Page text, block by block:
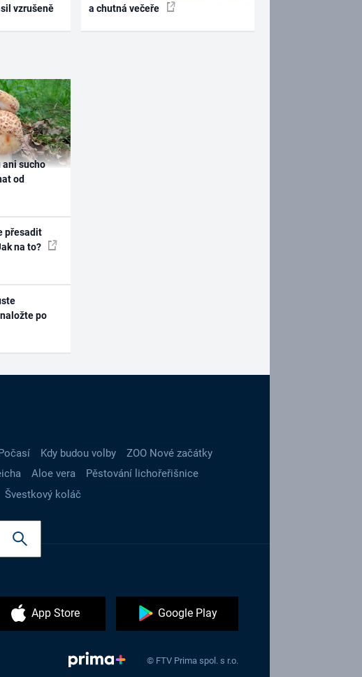
vzrušeně
a chutná večeře
ani sucho
od
přesadit
na to?
po
Kdy budou volby
ZOO Nové začátky
Aloe vera
Pěstování lichořeřišnice
Švestkový koláč
App Store Google Play
© FTV Prima spol. s r.o.